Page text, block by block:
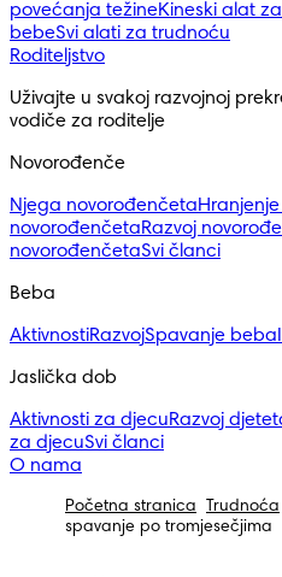
povećanja težineKineski alat
bebeSvi alati za trudnoću
Roditeljstvo
Uživajte u svakoj razvojnoj
vodiče za roditelje
Novorođenče
Njega novorođenčeta
novorođenčetaRazvoj
novorođenčetaSvi članci
Beba
AktivnostiRazvojSpavanje beba
Jaslička dob
Aktivnosti za djecuRazvoj
za djecuSvi članci
O nama
Početna stranica Trudnoća
spavanje po tromjesečjima